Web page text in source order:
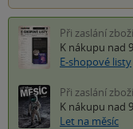
Při zaslání
K nákupu nad
E-shopové listy
Při zaslání
K nákupu nad
Let na měsíc